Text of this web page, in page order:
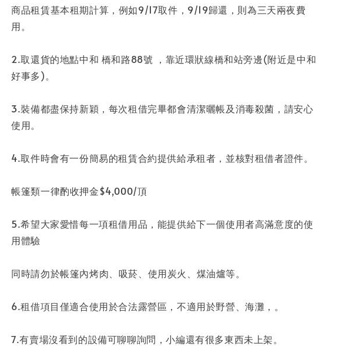
商品租賃基本租期計算，例如9/17取件，9/19歸還，則為三天兩夜費
用。
2.取還貨的地點中和 橋和路88號 ，靠近環狀線橋和站旁邊(附近是中和
好事多)。
3.裝備都盡保持新穎，每次租借完畢都會清潔曬帳及消毒殺菌，請安心
使用。
4.取件時會有一份簡易的租賃合約提供給承租者，並核對租借者證件。
帳篷類一律酌收押金$4,000/頂
5.希望大家愛惜每一項租借用品，能提供給下一個使用者高滿意度的使
用體驗
同時請勿於帳篷內烤肉、吸菸、使用炭火、煤油爐等。
6.租借項目僅適合使用於合法露營區，不適用於野營、海灘，。
7.有賣場沒看到的設備可聊聊詢問，小編還有很多東西未上架。